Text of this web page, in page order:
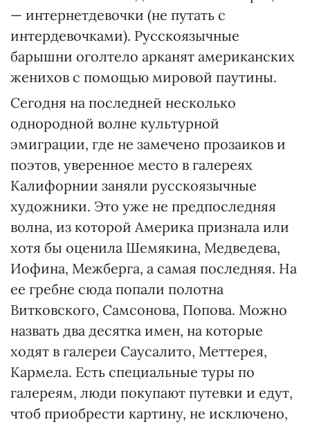
— интернетдевочки (не путать с
интердевочками). Русско­язычные
барышни оголтело арканят американских
женихов с помощью мировой паутины.
Сегодня на последней несколько
однородной волне культурной
эмиграции, где не замечено прозаиков и
поэтов, уверенное место в галереях
Калифорнии заняли русскоязычные
художники. Это уже не предпоследняя
волна, из которой Америка признала или
хотя бы оценила Шемякина, Медведева,
Иофина, Межберга, а самая последняя. На
ее гребне сюда попали полотна
Витковского, Самсонова, Попова. Можно
назвать два десятка имен, на которые
ходят в галереи Саусалито, Меттерея,
Кармела. Есть специальные туры по
галереям, люди покупают путевки и едут,
чтоб приобрести картину, не исключено,